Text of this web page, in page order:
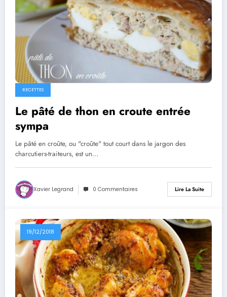
RECETTES
Le pâté de thon en croute entrée
sympa
Le pâté en croûte, ou "croûte" tout court dans le jargon des
charcutiers-traiteurs, est un…
Xavier Legrand 0 Commentaires Lire La Suite
19/12/2018